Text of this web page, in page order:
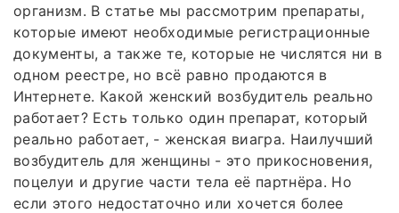
организм. В статье мы рассмотрим препараты,
которые имеют необходимые регистрационные
документы, а также те, которые не числятся ни в
одном реестре, но всё равно продаются в
Интернете. Какой женский возбудитель реально
работает? Есть только один препарат, который
реально работает, - женская виагра. Наилучший
возбудитель для женщины - это прикосновения,
поцелуи и другие части тела её партнёра. Но
если этого недостаточно или хочется более